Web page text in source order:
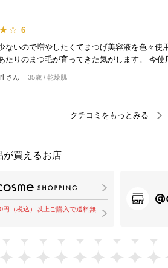
6
ないので増やしたくてまつげ美容液を色々使
たりのまつ毛が育ってきた気がします。 今
さん 35歳 / 乾燥肌
クチコミをもっとみる
が買えるお店
円（税込）以上ご購入で送料無